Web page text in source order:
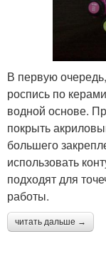
В первую
роспись по
водной основе.
покрыть
большего
использовать
подходят для
работы.
читать дальше →